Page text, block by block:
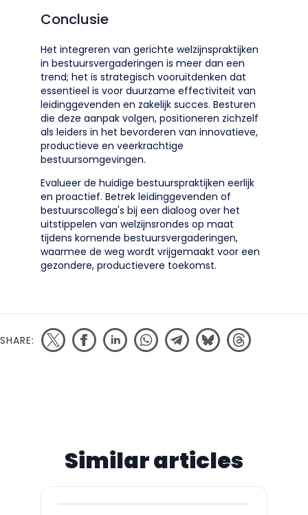
Conclusie
Het integreren van gerichte welzijnspraktijken
in bestuursvergaderingen is meer dan een
trend; het is strategisch vooruitdenken dat
essentieel is voor duurzame effectiviteit van
leidinggevenden en zakelijk succes. Besturen
die deze aanpak volgen, positioneren zichzelf
als leiders in het bevorderen van innovatieve,
productieve en veerkrachtige
bestuursomgevingen.
Evalueer de huidige bestuurspraktijken eerlijk
en proactief. Betrek leidinggevenden of
bestuurscollega's bij een dialoog over het
uitstippelen van welzijnsrondes op maat
tijdens komende bestuursvergaderingen,
waarmee de weg wordt vrijgemaakt voor een
gezondere, productievere toekomst.
SHARE:
Similar articles